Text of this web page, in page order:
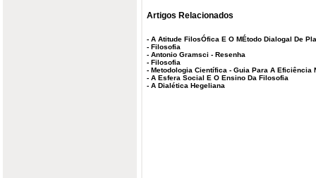
Artigos Relacionados
- A Atitude FilosÓfica E O MÉtodo Dialogal De
- Filosofia
- Antonio Gramsci - Resenha
- Filosofia
- Metodologia Científica - Guia Para A Eficiência
- A Esfera Social E O Ensino Da Filosofia
- A Dialética Hegeliana